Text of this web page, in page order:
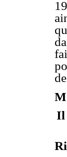
Il